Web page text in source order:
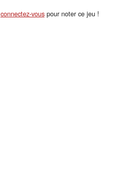
connectez-vouspour noter ce jeu !